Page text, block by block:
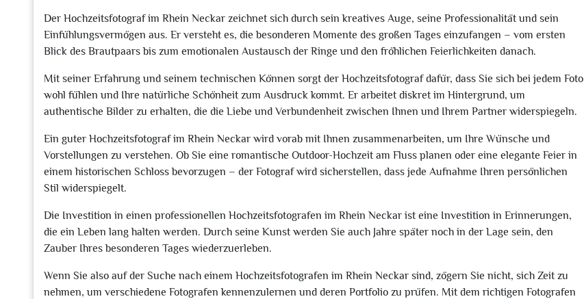
Der Hochzeitsfotograf im Rhein Neckar zeichnet sich durch sein kreatives Auge, seine Professionalität und sein
Einfühlungsvermögen aus. Er versteht es, die besonderen Momente des großen Tages einzufangen – vom ersten
Blick des Brautpaars bis zum emotionalen Austausch der Ringe und den fröhlichen Feierlichkeiten danach.
Mit seiner Erfahrung und seinem technischen Können sorgt der Hochzeitsfotograf dafür, dass Sie sich bei jedem Foto
wohl fühlen und Ihre natürliche Schönheit zum Ausdruck kommt. Er arbeitet diskret im Hintergrund, um
authentische Bilder zu erhalten, die die Liebe und Verbundenheit zwischen Ihnen und Ihrem Partner widerspiegeln.
Ein guter Hochzeitsfotograf im Rhein Neckar wird vorab mit Ihnen zusammenarbeiten, um Ihre Wünsche und
Vorstellungen zu verstehen. Ob Sie eine romantische Outdoor-Hochzeit am Fluss planen oder eine elegante Feier in
einem historischen Schloss bevorzugen – der Fotograf wird sicherstellen, dass jede Aufnahme Ihren persönlichen
Stil widerspiegelt.
Die Investition in einen professionellen Hochzeitsfotografen im Rhein Neckar ist eine Investition in Erinnerungen,
die ein Leben lang halten werden. Durch seine Kunst werden Sie auch Jahre später noch in der Lage sein, den
Zauber Ihres besonderen Tages wiederzuerleben.
Wenn Sie also auf der Suche nach einem Hochzeitsfotografen im Rhein Neckar sind, zögern Sie nicht, sich Zeit zu
nehmen, um verschiedene Fotografen kennenzulernen und deren Portfolio zu prüfen. Mit dem richtigen Fotografen